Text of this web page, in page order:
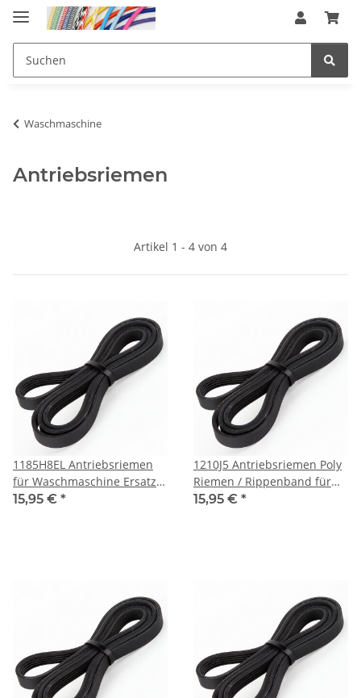
Waschmaschine
Antriebsriemen
Artikel 1 - 4 von 4
1185H8EL Antriebsriemen
für Waschmaschine Ersatz
für 52X1913 Fagor/Brandt
15,95 € *
1210J5 Antriebsriemen Poly
Riemen / Rippenband für
Waschmaschine
15,95 € *